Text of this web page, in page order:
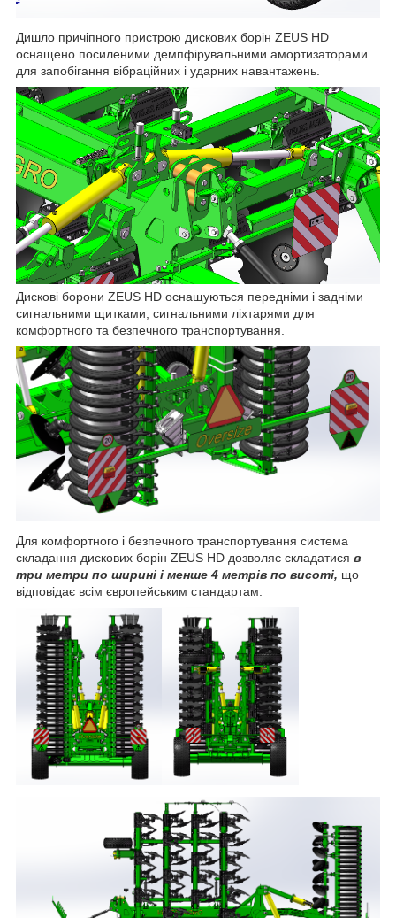
Дишло причіпного пристрою дискових борін ZEUS HD
оснащено посиленими демпфірувальними амортизаторами
для запобігання вібраційних і ударних навантажень.
Дискові борони ZEUS HD оснащуються передніми і задніми
сигнальними щитками, сигнальними ліхтарями для
комфортного та безпечного транспортування.
Для комфортного і безпечного транспортування система
складання дискових борін ZEUS HD дозволяє складатися в
три метри по ширині і менше 4 метрів по висоті, що
відповідає всім європейським стандартам.